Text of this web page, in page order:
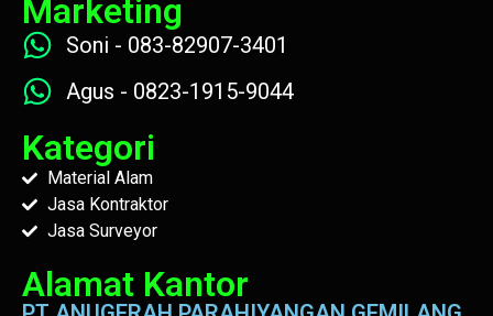
Marketing
Soni - 083-82907-3401
Agus - 0823-1915-9044
Kategori
Material Alam
Jasa Kontraktor
Jasa Surveyor
Alamat Kantor